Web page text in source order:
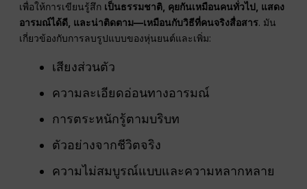
เพื่อให้การเขียนรู้สึก เป็นธรรมชาติ, คุยกันเหมือนคนทั่วไป, แสดง
อารมณ์ได้ดี, และน่าติดตาม—เหมือนกับวิธีที่คนจริงสื่อสาร. มัน
เกี่ยวข้องกับการลบรูปแบบของหุ่นยนต์และเพิ่ม:
เสียงส่วนตัว
ความละเอียดอ่อนทางอารมณ์
การตระหนักรู้ตามบริบท
ตัวอย่างจากชีวิตจริง
ความไม่สมบูรณ์แบบและความหลากหลาย